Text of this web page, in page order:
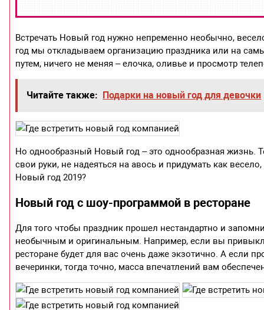
Встречать Новый год нужно непременно необычно,
год мы откладываем организацию праздника или на
путем, ничего не меняя – елочка, оливье и просмотр
Читайте также: Подарки на новый год для девочки
Но однообразный Новый год – это однообразная жизнь.
свои руки, не надеяться на авось и придумать как
Новый год 2019?
Новый год с шоу-программой в ресторане
Для того чтобы праздник прошел нестандартно и
необычным и оригинальным. Например, если вы
ресторане будет для вас очень даже экзотично. А если
вечеринки, тогда точно, масса впечатлений вам